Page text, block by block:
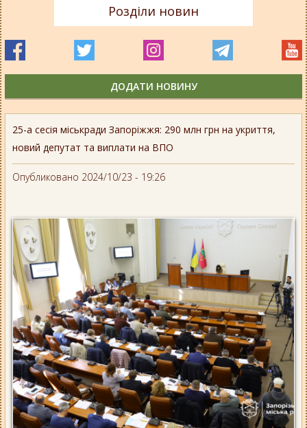
25-а сесія міськради Запоріжжя: 290 млн грн на укриття,
новий депутат та виплати на ВПО
Опубликовано 2024/10/23 - 19:26
Розділи новин
ДОДАТИ НОВИНУ